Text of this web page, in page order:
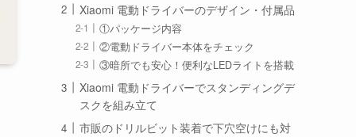
Xiaomi 電動ドライバーのデザイン・付属品
①パッケージ内容
②電動ドライバー本体をチェック
③暗所でも安心！便利なLEDライトを搭載
Xiaomi 電動ドライバーでスタンディングデ
スクを組み立て
市販のドリルビット装着で下穴空けにも対